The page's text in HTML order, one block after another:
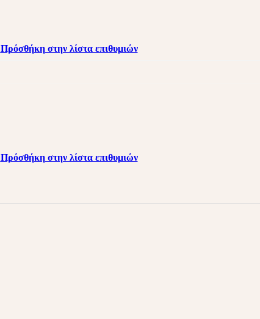
Πρόσθήκη στην λίστα επιθυμιών
Πρόσθήκη στην λίστα επιθυμιών